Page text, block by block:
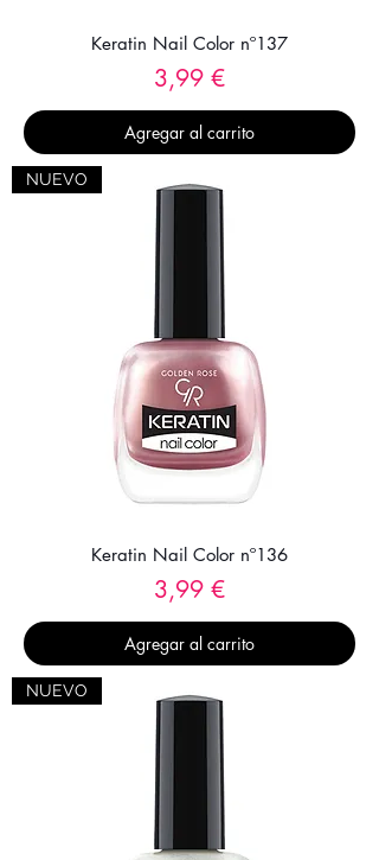
Keratin Nail Color nº137
Precio
3,99 €
Agregar al carrito
NUEVO
Keratin Nail Color nº136
Precio
3,99 €
Agregar al carrito
NUEVO